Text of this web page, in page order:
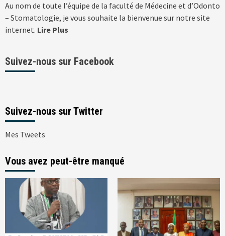
Au nom de toute l’équipe de la faculté de Médecine et d’Odonto
– Stomatologie, je vous souhaite la bienvenue sur notre site
internet. Lire Plus
Suivez-nous sur Facebook
Suivez-nous sur Twitter
Mes Tweets
Vous avez peut-être manqué